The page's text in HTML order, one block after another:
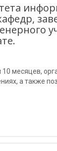
месяцев,
а также